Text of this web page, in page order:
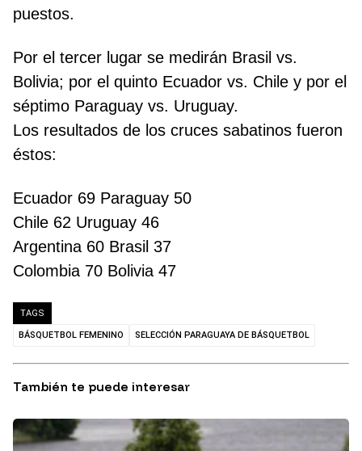
puestos.
Por el tercer lugar se medirán Brasil vs.
Bolivia; por el quinto Ecuador vs. Chile y por el
séptimo Paraguay vs. Uruguay.
Los resultados de los cruces sabatinos fueron
éstos:
Ecuador 69 Paraguay 50
Chile 62 Uruguay 46
Argentina 60 Brasil 37
Colombia 70 Bolivia 47
TAGS
BÁSQUETBOL FEMENINO SELECCIÓN PARAGUAYA DE BÁSQUETBOL
También te puede interesar